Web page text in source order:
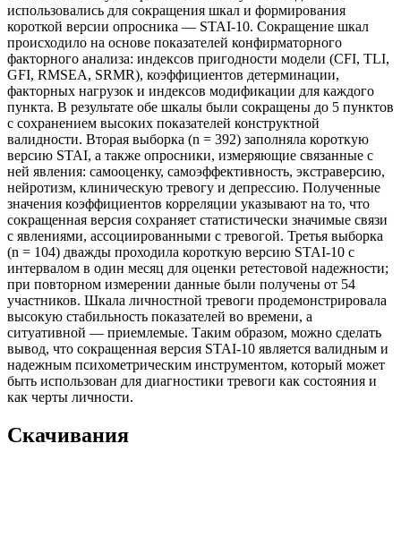
использовались для сокращения шкал и формирования
короткой версии опросника — STAI-10. Сокращение шкал
происходило на основе показателей конфирматорного
факторного анализа: индексов пригодности модели (CFI, TLI,
GFI, RMSEA, SRMR), коэффициентов детерминации,
факторных нагрузок и индексов модификации для каждого
пункта. В результате обе шкалы были сокращены до 5 пунктов
с сохранением высоких показателей конструктной
валидности. Вторая выборка (n = 392) заполняла короткую
версию STAI, а также опросники, измеряющие связанные с
ней явления: самооценку, самоэффективность, экстраверсию,
нейротизм, клиническую тревогу и депрессию. Полученные
значения коэффициентов корреляции указывают на то, что
сокращенная версия сохраняет статистически значимые связи
с явлениями, ассоциированными с тревогой. Третья выборка
(n = 104) дважды проходила короткую версию STAI-10 с
интервалом в один месяц для оценки ретестовой надежности;
при повторном измерении данные были получены от 54
участников. Шкала личностной тревоги продемонстрировала
высокую стабильность показателей во времени, а
ситуативной — приемлемые. Таким образом, можно сделать
вывод, что сокращенная версия STAI-10 является валидным и
надежным психометрическим инструментом, который может
быть использован для диагностики тревоги как состояния и
как черты личности.
Скачивания